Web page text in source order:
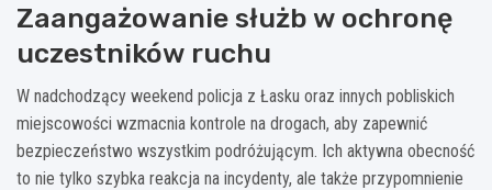
Zaangażowanie służb w ochronę
uczestników ruchu
W nadchodzący weekend policja z Łasku oraz innych pobliskich
miejscowości wzmacnia kontrole na drogach, aby zapewnić
bezpieczeństwo wszystkim podróżującym. Ich aktywna obecność
to nie tylko szybka reakcja na incydenty, ale także przypomnienie